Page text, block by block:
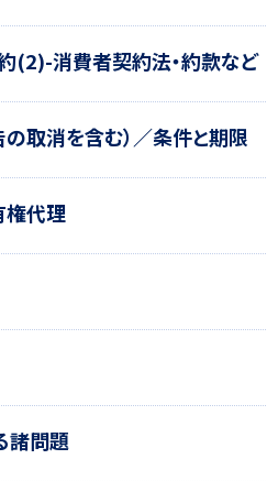
消費者契約法・約款など
取消を含む）／条件と期限
代理
諸問題